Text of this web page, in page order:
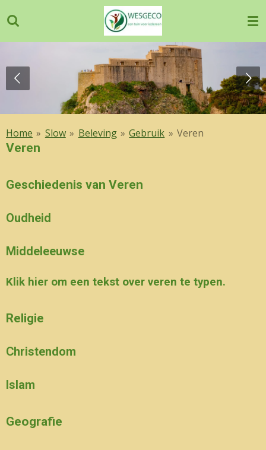
direct
naar
hoofdinhoud
Home » Slow » Beleving » Gebruik » Veren
Veren
Geschiedenis van Veren
Oudheid
Middeleeuwse
Klik hier om een tekst over veren te typen.
Religie
Christendom
Islam
Geografie